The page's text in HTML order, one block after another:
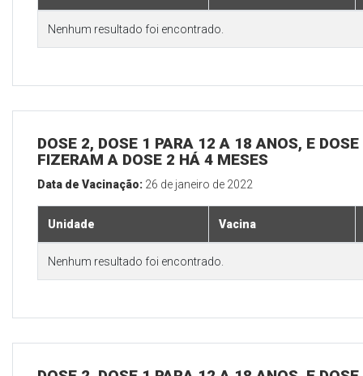
Nenhum resultado foi encontrado.
DOSE 2, DOSE 1 PARA 12 A 18 ANOS, E
FIZERAM A DOSE 2 HÁ 4 MESES
Data de Vacinação: 26 de janeiro de 2022
Unidade Vacina
Nenhum resultado foi encontrado.